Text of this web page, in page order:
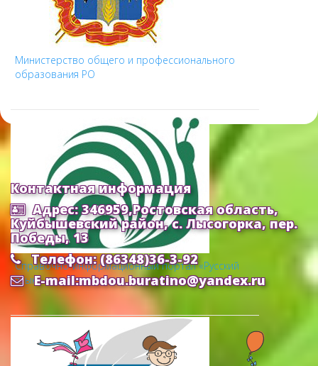
Министерство общего и профессионального
образования РО
Cправочно-информационный портал «Русский
язык»
Контактная информация
Адрес: 346959,Ростовская область,
Куйбышевский район, с. Лысогорка, пер.
Победы, 13
Телефон: (86348)36-3-92
E-mail:mbdou.buratino@yandex.ru